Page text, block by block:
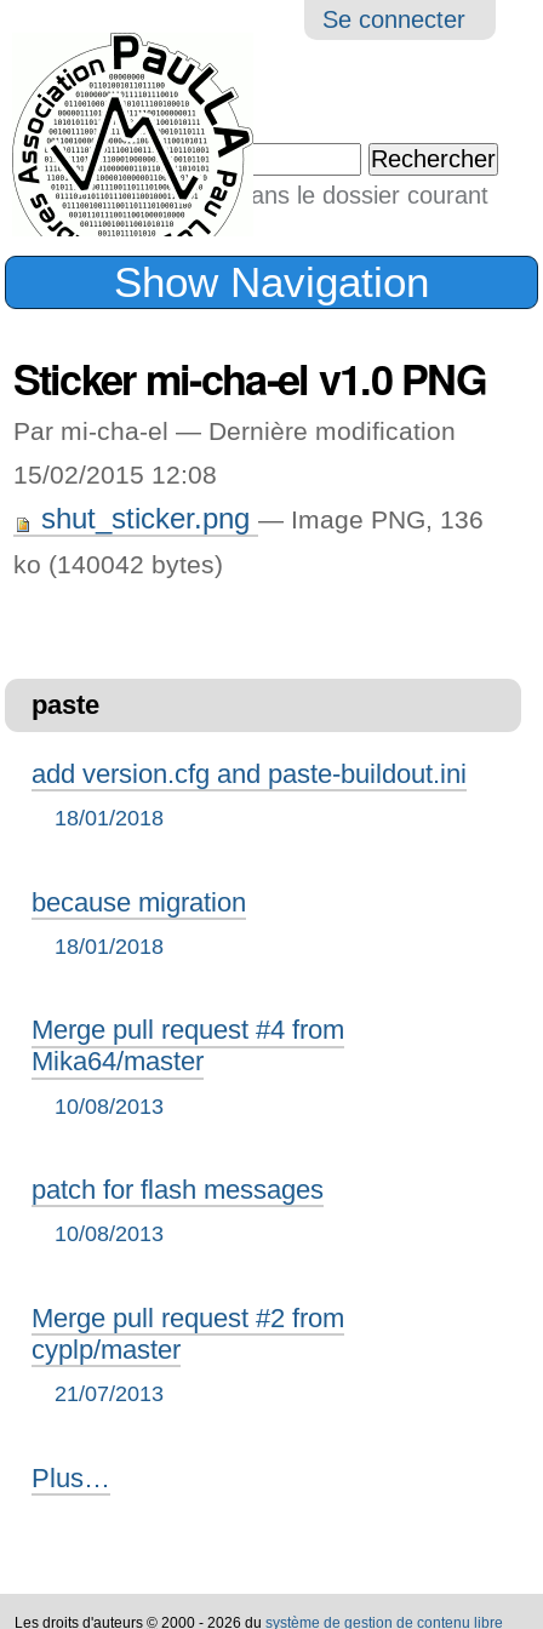
Outils
Se connecter
Chercher par
Seulement dans le dossier courant
Recherche
Show Navigation
Sticker mi-cha-el v1.0 PNG
Par mi-cha-el — Dernière modification
15/02/2015 12:08
shut_sticker.png — Image PNG, 136
ko (140042 bytes)
paste
add version.cfg and paste-buildout.ini
18/01/2018
because migration
18/01/2018
Merge pull request #4 from
Mika64/master
10/08/2013
patch for flash messages
10/08/2013
Merge pull request #2 from
cyplp/master
21/07/2013
paste
Plus…
Les droits d'auteurs © 2000 - 2026 du système de gestion de contenu libre